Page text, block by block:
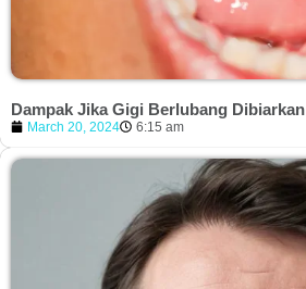
Dampak Jika Gigi Berlubang Dibiarkan
March 20, 2024 6:15 am